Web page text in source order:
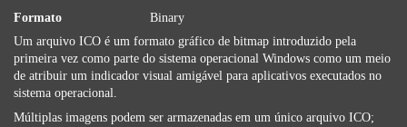
Formato
Binary
Um arquivo ICO é um formato gráfico de bitmap introduzido pela
primeira vez como parte do sistema operacional Windows como um meio
de atribuir um indicador visual amigável para aplicativos executados no
sistema operacional.
Múltiplas imagens podem ser armazenadas em um único arquivo ICO;